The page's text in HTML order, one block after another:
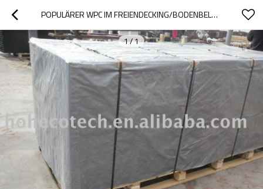
POPULÄRER WPC IM FREIENDECKING/BODENBELAGCER
1/1